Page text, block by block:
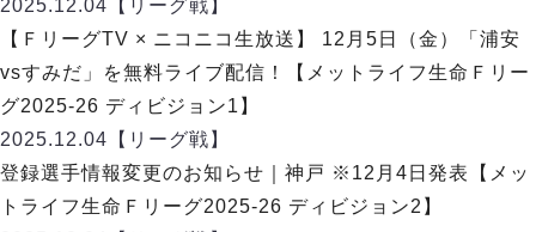
フウガドールすみだ
しながわシティ
立川アスレティックFC
ペスカドーラ町田
湘南ベルマーレ
ボアルース長野
名古屋オーシャンズFOLLOW US!
2025.12.04 【リーグ戦】
【ＦリーグTV × ニコニコ生放送】 12月5日（金）「浦安
vsすみだ」を無料ライブ配信！【メットライフ生命Ｆリー
グ2025-26 ディビジョン1】
2025.12.04 【リーグ戦】
登録選手情報変更のお知らせ｜神戸 ※12月4日発表【メッ
トライフ生命Ｆリーグ2025-26 ディビジョン2】